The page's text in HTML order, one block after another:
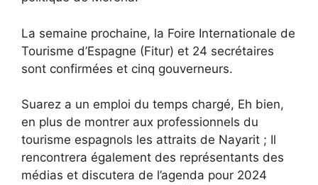
La semaine prochaine, la Foire Internationale de
Tourisme d’Espagne (Fitur) et 24 secrétaires
sont confirmées et cinq gouverneurs.
Suarez a un emploi du temps chargé, Eh bien,
en plus de montrer aux professionnels du
tourisme espagnols les attraits de Nayarit ; Il
rencontrera également des représentants des
médias et discutera de l’agenda pour 2024